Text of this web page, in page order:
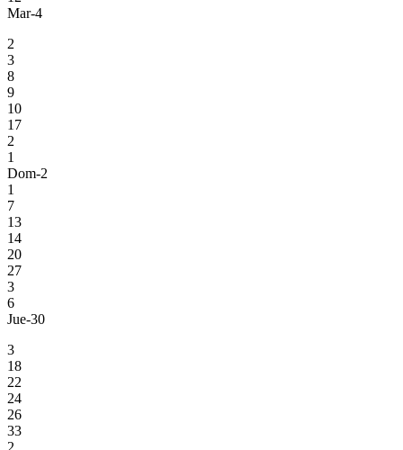
Mar-4
2
3
8
9
10
17
2
1
Dom-2
1
7
13
14
20
27
3
6
Jue-30
3
18
22
24
26
33
2